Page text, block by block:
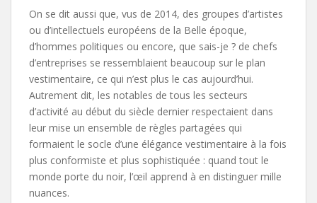
On se dit aussi que, vus de 2014, des groupes d’artistes
ou d’intellectuels européens de la Belle époque,
d’hommes politiques ou encore, que sais-je ? de chefs
d’entreprises se ressemblaient beaucoup sur le plan
vestimentaire, ce qui n’est plus le cas aujourd’hui.
Autrement dit, les notables de tous les secteurs
d’activité au début du siècle dernier respectaient dans
leur mise un ensemble de règles partagées qui
formaient le socle d’une élégance vestimentaire à la fois
plus conformiste et plus sophistiquée : quand tout le
monde porte du noir, l’œil apprend à en distinguer mille
nuances.